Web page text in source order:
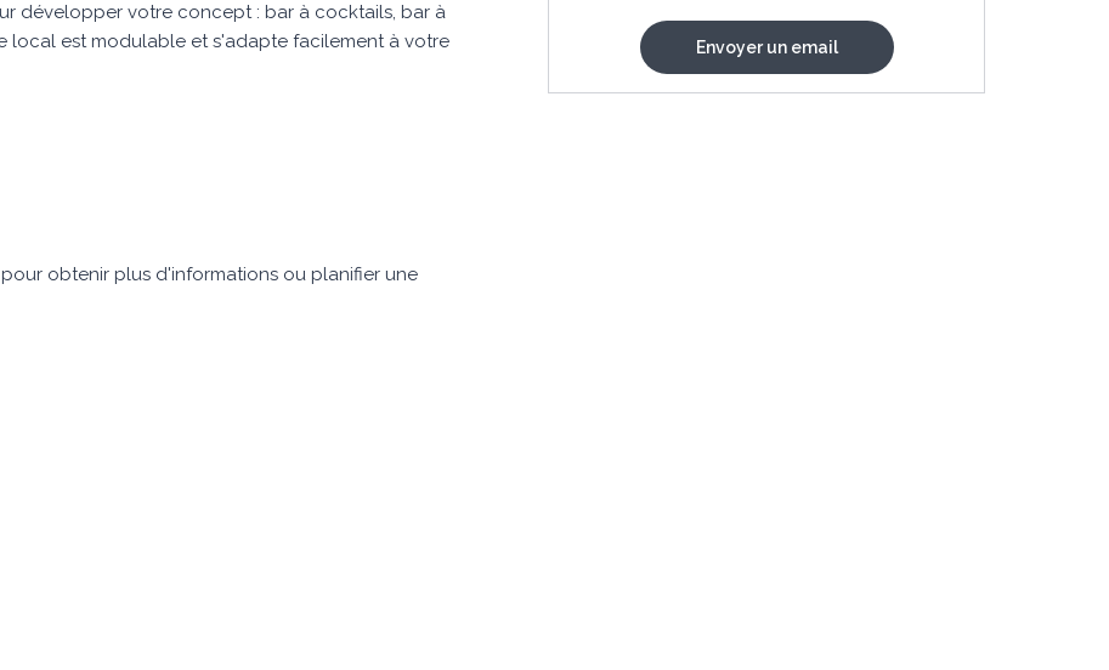
développer votre concept : bar à cocktails, bar à
local est modulable et s'adapte facilement à votre
obtenir plus d'informations ou planifier une